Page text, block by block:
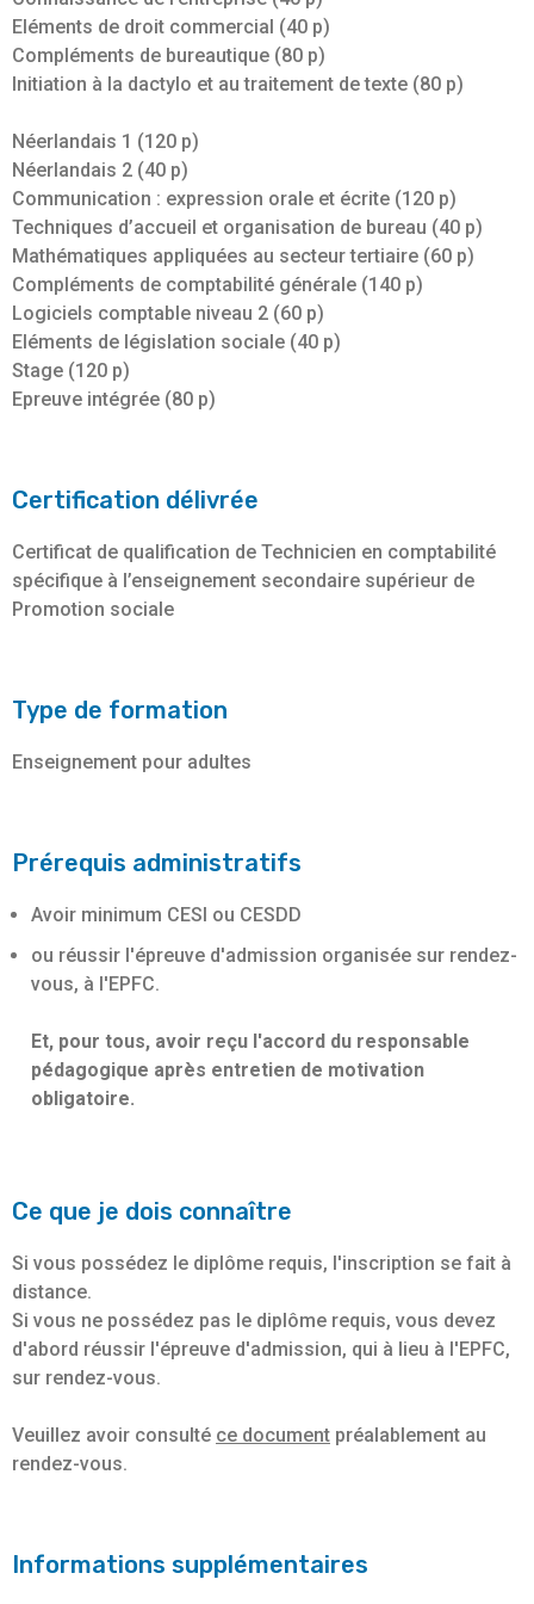
Eléments de droit commercial (40 p)
Compléments de bureautique (80 p)
Initiation à la dactylo et au traitement de texte (80 p)
Néerlandais 1 (120 p)
Néerlandais 2 (40 p)
Communication : expression orale et écrite (120 p)
Techniques d’accueil et organisation de bureau (40 p)
Mathématiques appliquées au secteur tertiaire (60 p)
Compléments de comptabilité générale (140 p)
Logiciels comptable niveau 2 (60 p)
Eléments de législation sociale (40 p)
Stage (120 p)
Epreuve intégrée (80 p)
Certification délivrée
Certificat de qualification de Technicien en comptabilité
spécifique à l’enseignement secondaire supérieur de
Promotion sociale
Type de formation
Enseignement pour adultes
Prérequis administratifs
Avoir minimum CESI ou CESDD
ou réussir l'épreuve d'admission organisée sur rendez-
vous, à l'EPFC.
Et, pour tous, avoir reçu l'accord du responsable
pédagogique après entretien de motivation
obligatoire.
Ce que je dois connaître
Si vous possédez le diplôme requis, l'inscription se fait à
distance.
Si vous ne possédez pas le diplôme requis, vous devez
d'abord réussir l'épreuve d'admission, qui à lieu à l'EPFC,
sur rendez-vous.
Veuillez avoir consulté ce document préalablement au
rendez-vous.
Informations supplémentaires